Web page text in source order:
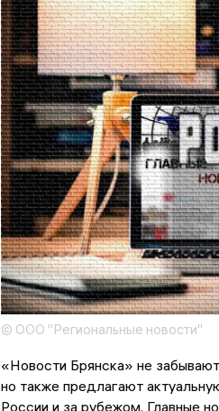
© ООО "Региональные новости"
«Новости Брянска» не
но также предлагают
России и за рубежом. Главные